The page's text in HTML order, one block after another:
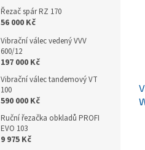
Řezač spár RZ 170
56 000 Kč
Vibrační válec vedený VVV
600/12
197 000 Kč
Vibrační válec tandemový VT
100
590 000 Kč
Ruční řezačka obkladů PROFI
EVO 103
9 975 Kč